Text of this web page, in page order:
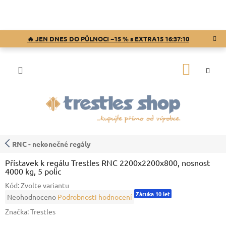
🔥 JEN DNES DO PŮLNOCI −15 % s EXTRA15 16:37:09
RNC - nekonečné regály
Přístavek k regálu Trestles RNC 2200x2200x800, nosnost
4000 kg, 5 polic
Kód:Zvolte variantu
Průměrné
produktu
Neohodnoceno Podrobnosti hodnocení Záruka 10 let
Značka:Trestles